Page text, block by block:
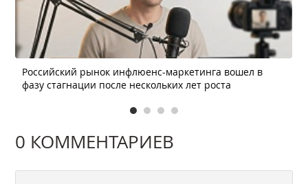
Российский рынок инфлюенс-маркетинга вошел в
фазу стагнации после нескольких лет роста
0 КОММЕНТАРИЕВ